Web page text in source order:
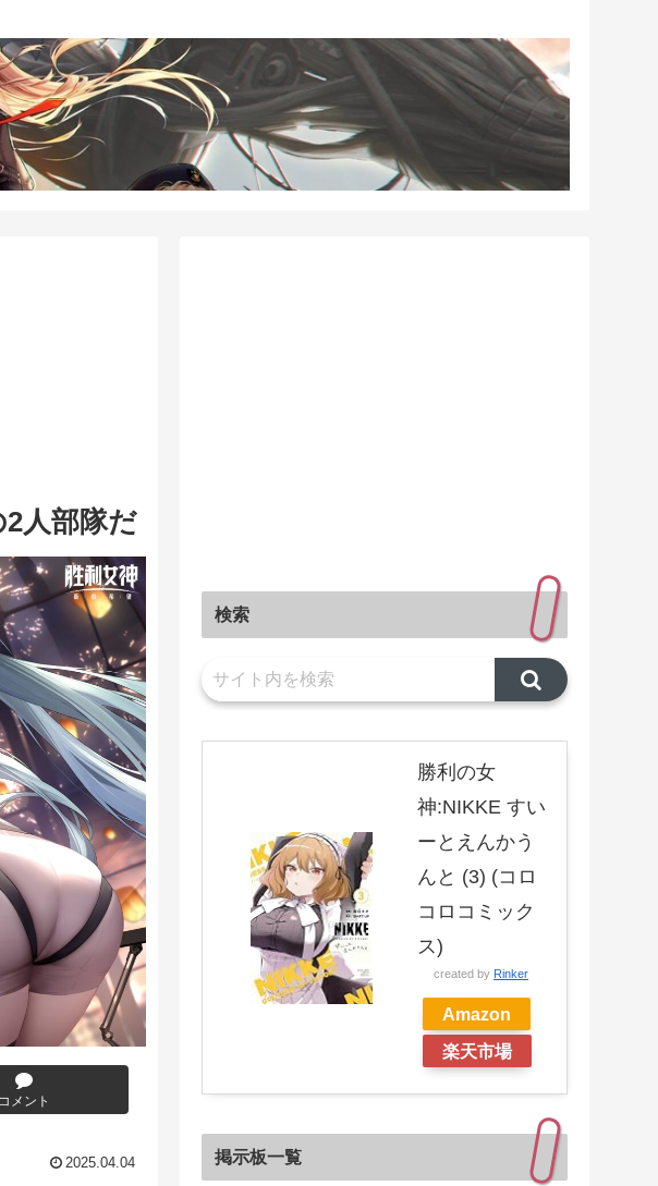
人部隊だ
コメント
2025.04.04
検索
勝利の女
神:NIKKE すい
ーとえんかう
んと (3) (コロ
コロコミック
ス)
created by Rinker
Amazon
楽天市場
掲示板一覧